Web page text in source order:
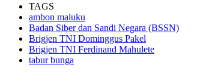
TAGS
ambon maluku
Badan Siber dan Sandi Negara (BSSN)
Brigjen TNI Dominggus Pakel
Brigjen TNI Ferdinand Mahulete
tabur bunga